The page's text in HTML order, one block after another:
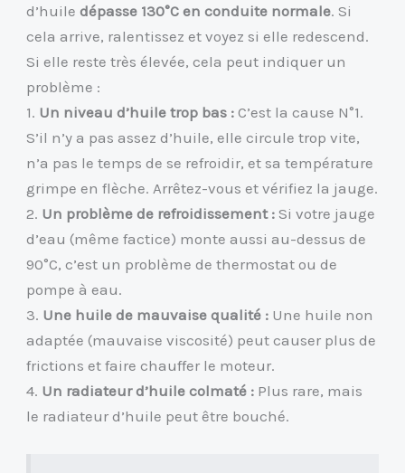
d’huiledépasse 130°C en conduite normale. Si
cela arrive, ralentissez et voyez si elle redescend.
Si elle reste très élevée, cela peut indiquer un
problème :
1. Un niveau d’huile trop bas : C’est la cause N°1.
S’il n’y a pas assez d’huile, elle circule trop vite,
n’a pas le temps de se refroidir, et sa température
grimpe en flèche. Arrêtez-vous et vérifiez la jauge.
2. Un problème de refroidissement : Si votre jauge
d’eau (même factice) monte aussi au-dessus de
90°C, c’est un problème de thermostat ou de
pompe à eau.
3. Une huile de mauvaise qualité : Une huile non
adaptée (mauvaise viscosité) peut causer plus de
frictions et faire chauffer le moteur.
4. Un radiateur d’huile colmaté : Plus rare, mais
le radiateur d’huile peut être bouché.